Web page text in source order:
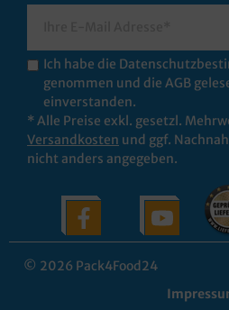
Ich habe die
genommen und die AGB
einverstanden.
* Alle Preise exkl. gesetzl.
Versandkosten und ggf.
nicht anders angegeben.
© 2026 Pack4Food24